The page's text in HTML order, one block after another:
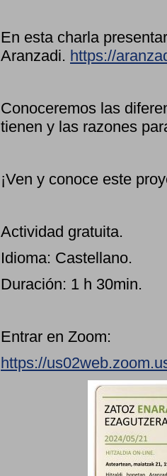
En esta charla
Aranzadi. https://
Conoceremos las
tienen y las razones
¡Ven y conoce este
Actividad gratuita.
Idioma: Castellano.
Duración: 1 h 30min.
Entrar en Zoom:
https://